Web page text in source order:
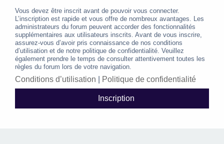
Vous devez être inscrit avant de pouvoir vous connecter.
L’inscription est rapide et vous offre de nombreux avantages. Les
administrateurs du forum peuvent accorder des fonctionnalités
supplémentaires aux utilisateurs inscrits. Avant de vous inscrire,
assurez-vous d’avoir pris connaissance de nos conditions
d’utilisation et de notre politique de confidentialité. Veuillez
également prendre le temps de consulter attentivement toutes les
règles du forum lors de votre navigation.
Conditions d’utilisation Politique de confidentialité
Inscription